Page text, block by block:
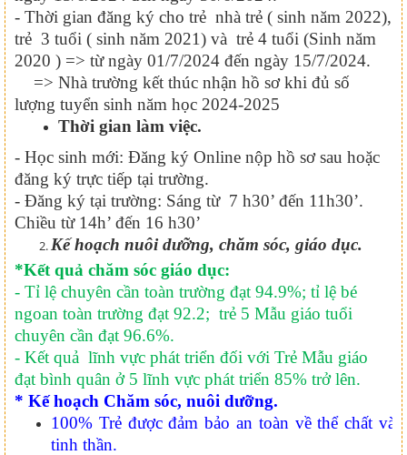
- Thời gian đăng ký cho trẻ nhà trẻ ( sinh năm 2022),
trẻ 3 tuổi ( sinh năm 2021) và trẻ 4 tuổi (Sinh năm
2020 ) => từ ngày 01/7/2024 đến ngày 15/7/2024.
=> Nhà trường kết thúc nhận hồ sơ khi đủ số
lượng tuyển sinh năm học 2024-2025
Thời gian làm việc.
- Học sinh mới: Đăng ký Online nộp hồ sơ sau hoặc
đăng ký trực tiếp tại trường.
- Đăng ký tại trường: Sáng từ 7 h30’ đến 11h30’.
Chiều từ 14h’ đến 16 h30’
Kế hoạch nuôi dưỡng, chăm sóc, giáo dục.
*Kết quả chăm sóc giáo dục:
- Tỉ lệ chuyên cần toàn trường đạt 94.9%; tỉ lệ bé
ngoan toàn trường đạt 92.2; trẻ 5 Mẫu giáo tuổi
chuyên cần đạt 96.6%.
- Kết quả lĩnh vực phát triển đối với Trẻ Mẫu giáo
đạt bình quân ở 5 lĩnh vực phát triển 85% trở lên.
* Kế hoạch Chăm sóc, nuôi dưỡng.
100% Trẻ được đảm bảo an toàn về thể chất và
tinh thần.